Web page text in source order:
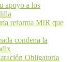
apoyo a los
reforma MIR que
condena la
Obligatoria